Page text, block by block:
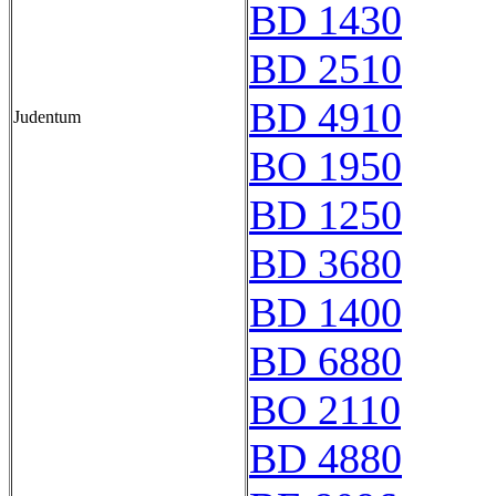
Judentum
BD 1430
BD 2510
BD 4910
BO 1950
BD 1250
BD 3680
BD 1400
BD 6880
BO 2110
BD 4880